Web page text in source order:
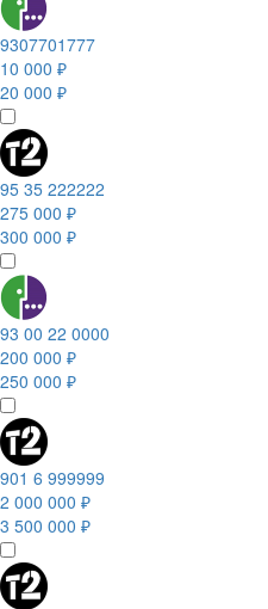
9307701777
10 000 ₽
20 000 ₽
95 35 222222
275 000 ₽
300 000 ₽
93 00 22 0000
200 000 ₽
250 000 ₽
901 6 999999
2 000 000 ₽
3 500 000 ₽